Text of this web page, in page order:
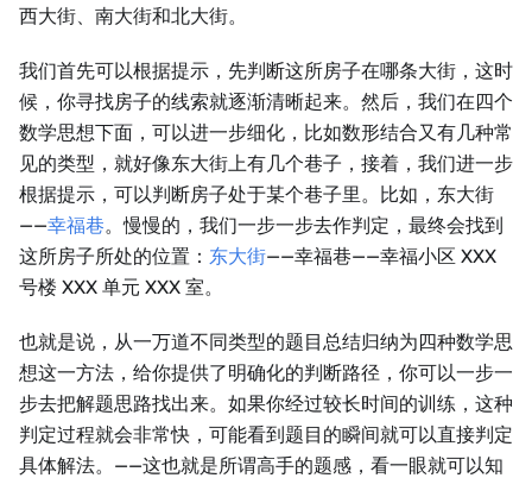
西大街、南大街和北大街。
我们首先可以根据提示，先判断这所房子在哪条大街，这时
候，你寻找房子的线索就逐渐清晰起来。然后，我们在四个
数学思想下面，可以进一步细化，比如数形结合又有几种常
见的类型，就好像东大街上有几个巷子，接着，我们进一步
根据提示，可以判断房子处于某个巷子里。比如，东大街
——幸福巷。慢慢的，我们一步一步去作判定，最终会找到
这所房子所处的位置： 东大街——幸福巷——幸福小区 XXX
号楼 XXX 单元 XXX 室。
也就是说，从一万道不同类型的题目总结归纳为四种数学思
想这一方法，给你提供了明确化的判断路径，你可以一步一
步去把解题思路找出来。如果你经过较长时间的训练，这种
判定过程就会非常快，可能看到题目的瞬间就可以直接判定
具体解法。——这也就是所谓高手的题感，看一眼就可以知